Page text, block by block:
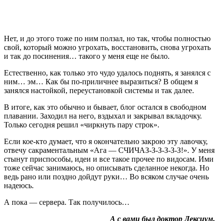
Нет, и до этого тоже по ним ползал, но так, чтобы полностью
свой, который можно угрохать, восстановить, снова угрохать
и так до посинения… такого у меня еще не было.
Естественно, как только это чудо удалось поднять, я занялся с
ним… эм… Как бы по-приличнее выразиться? В общем я
занялся настойкой, переустановкой системы и так далее.
В итоге, как это обычно и бывает, блог остался в свободном
плавании. Заходил на него, вздыхал и закрывал вкладочку.
Только сегодня решил «чиркнуть пару строк».
Если кое-кто думает, что я окончательно закрою эту лавочку,
отвечу сакраментальным «Ага — СЧИЧАЗ-З-З-З-З-З!». У меня
стынут приспособы, идеи и все такое прочее по видосам. Ими
тоже сейчас занимаюсь, но описывать сделанное некогда. Но
ведь рано или поздно дойдут руки… Во всяком случае очень
надеюсь.
А пока — сервера. Так получилось…
А с вами был доктор Лексиум.